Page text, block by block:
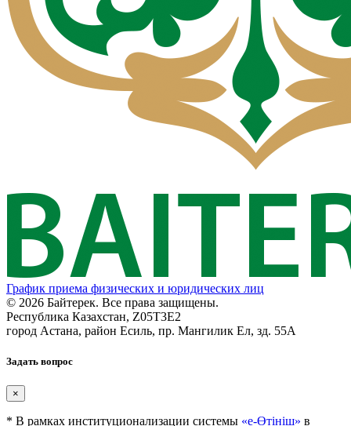
График приема физических и юридических лиц
© 2026 Байтерек. Все права защищены.
Республика Казахстан, Z05T3E2
город Астана, район Есиль, пр. Мангилик Ел, зд. 55А
Задать вопрос
×
* В рамках институционализации системы «е-Өтініш» в